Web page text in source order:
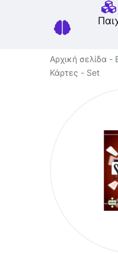
Αρχική σελίδα
Κάρτες
Set